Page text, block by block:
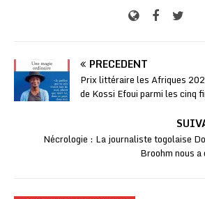
PRÉCÉDENT
Prix littéraire les Afriques
de Kossi Efoui parmi les cinq
Nécrologie : La journaliste togolaise
Broohm nous